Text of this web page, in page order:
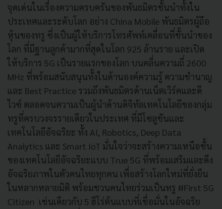
จุดเด่นในเรื่องความครบครันของพันธมิตรชั้นนำทั้งใน
ประเทศและระดับโลก อย่าง China Mobile พันธมิตรผู้ถือ
หุ้นของทรู ซึ่งเป็นผู้ให้บริการโทรศัพท์เคลื่อนที่ชั้นนำของ
โลก ที่มีฐานลูกค้ามากที่สุดในโลก 925 ล้านราย และเปิด
ให้บริการ 5G เป็นรายแรกของโลก บนคลื่นความถี่ 2600
MHz ที่พร้อมสนับสนุนทั้งในด้านองค์ความรู้ ความชำนาญ
และ Best Practice รวมถึงพันธมิตรด้านเน็ตเวิร์คและดี
ไวซ์ ตลอดจนความเป็นผู้นำด้านดิจิทัลเทคโนโลยีของกลุ่ม
ทรูที่ครบวงจรรายเดียวในประเทศ ที่มีโซลูชันและ
เทคโนโลยีอัจฉริยะ ทั้ง AI, Robotics, Deep Data
Analytics และ Smart IoT มั่นใจว่าจะสร้างความเหนือชั้น
ของเทคโนโลยีอัจฉริยะแบบ True 5G ที่พร้อมเสริมและดึง
อัจฉริยภาพในตัวคนไทยทุกคน เพื่อสร้างโลกใหม่ที่ยั่งยืน
ในหลากหลายมิติ พร้อมชวนคนไทยร่วมเป็นทรู #First 5G
Citizen เช่นเดียวกับ 5 ฮีโร่ต้นแบบที่เชื่อมั่นในอัจฉริย